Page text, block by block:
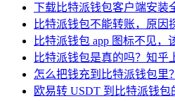
下载比特派钱包客户端安装
比特派钱包不能转账，原因
比特派钱包 app 图标不见，
比特派钱包是真的吗？知乎
怎么把钱充到比特派钱包里
欧易转 USDT 到比特派钱包